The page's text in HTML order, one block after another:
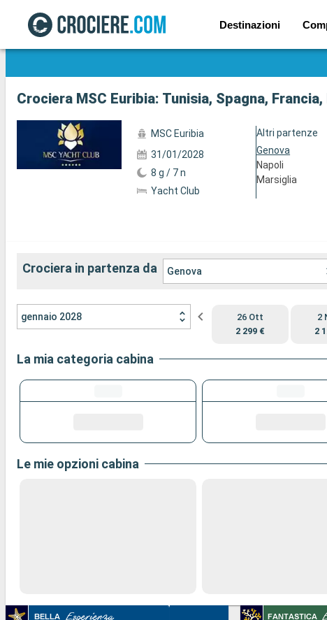
Destinazioni
Mostra le altre 5 foto
Crociera MSC Euribia: Tunisia, Spagna,
MSC Euribia
31/01/2028
8 g / 7 n
Yacht Club
Altri partenze
Genova
Napoli
Marsiglia
Crociera in partenza da Genova
gennaio 2028
26 Ott
2 299 €
2
2
La mia categoria cabina
Le mie opzioni cabina